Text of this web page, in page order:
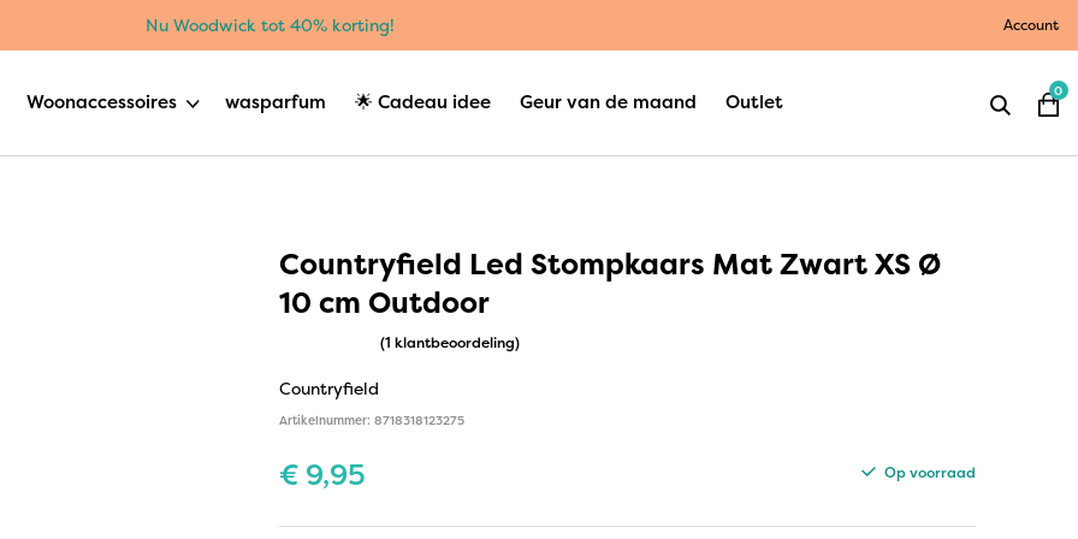
Nu Woodwick tot 40% korting! Account
Woonaccessoires wasparfum 🌟 Cadeau idee Geur van de maand Outlet 0
Countryfield Led Stompkaars Mat Zwart XS Ø
10 cm Outdoor
(1 klantbeoordeling)
Countryfield
Artikelnummer: 8718318123275
€9,95 Op voorraad